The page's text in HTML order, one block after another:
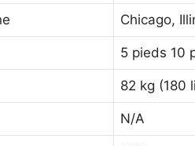
Chicago,
5 pieds 10
82 kg (180
N/A